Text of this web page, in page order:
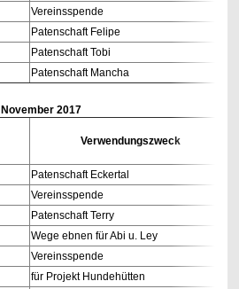
Vereinsspende
Patenschaft Felipe
Patenschaft Tobi
Patenschaft Mancha
November 2017
Verwendungszweck
Patenschaft Eckertal
Vereinsspende
Patenschaft Terry
Wege ebnen für Abi u. Ley
Vereinsspende
für Projekt Hundehütten